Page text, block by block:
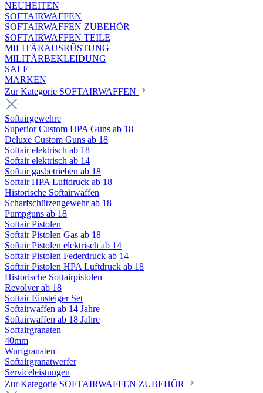
NEUHEITEN
SOFTAIRWAFFEN
SOFTAIRWAFFEN ZUBEHÖR
SOFTAIRWAFFEN TEILE
MILITÄRAUSRÜSTUNG
MILITÄRBEKLEIDUNG
SALE
MARKEN
Zur Kategorie SOFTAIRWAFFEN
Softairgewehre
Superior Custom HPA Guns ab 18
Deluxe Custom Guns ab 18
Softair elektrisch ab 18
Softair elektrisch ab 14
Softair gasbetrieben ab 18
Softair HPA Luftdruck ab 18
Historische Softairwaffen
Scharfschützengewehr ab 18
Pumpguns ab 18
Softair Pistolen
Softair Pistolen Gas ab 18
Softair Pistolen elektrisch ab 14
Softair Pistolen Federdruck ab 14
Softair Pistolen HPA Luftdruck ab 18
Historische Softairpistolen
Revolver ab 18
Softair Einsteiger Set
Softairwaffen ab 14 Jahre
Softairwaffen ab 18 Jahre
Softairgranaten
40mm
Wurfgranaten
Softairgranatwerfer
Serviceleistungen
Zur Kategorie SOFTAIRWAFFEN ZUBEHÖR